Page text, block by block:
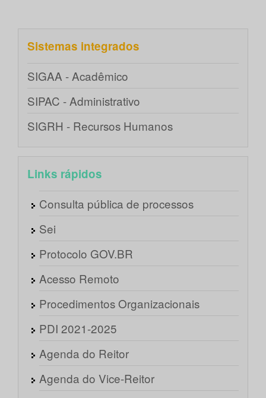
Sistemas integrados
SIGAA - Acadêmico
SIPAC - Administrativo
SIGRH - Recursos Humanos
Links rápidos
Consulta pública de processos
Sei
Protocolo GOV.BR
Acesso Remoto
Procedimentos Organizacionais
PDI 2021-2025
Agenda do Reitor
Agenda do Vice-Reitor